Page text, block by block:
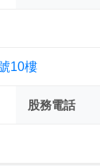
10樓
股務電話